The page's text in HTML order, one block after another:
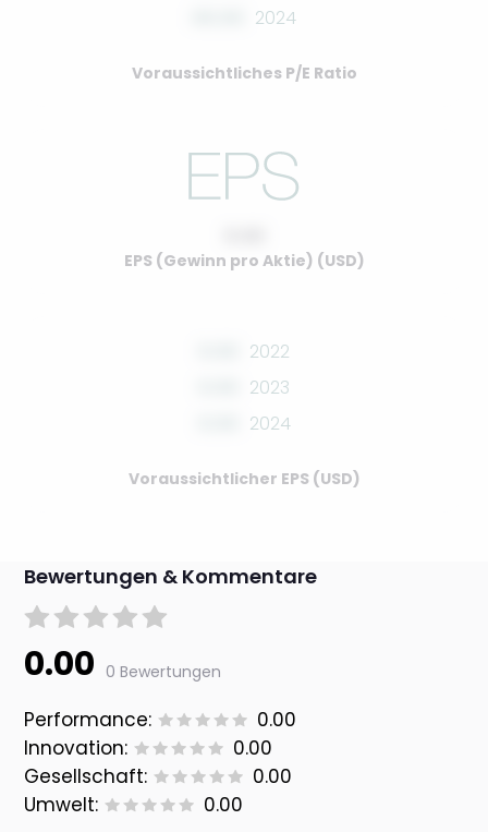
2024
Voraussichtliches P/E Ratio
EPS (Gewinn pro Aktie) (USD)
2022
2023
2024
Voraussichtlicher EPS (USD)
Bewertungen & Kommentare
0.00 0 Bewertungen
Performance:
0.00
Innovation:
0.00
Gesellschaft:
0.00
Umwelt:
0.00